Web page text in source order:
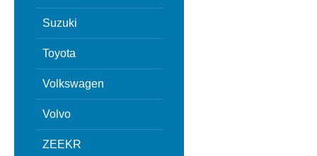
Suzuki
Toyota
Volkswagen
Volvo
ZEEKR